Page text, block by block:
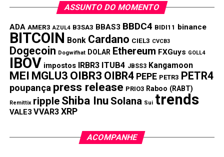
ASSUNTO DO MOMENTO
ADA AMER3 AZUL4 B3SA3 BBAS3 BBDC4 BIDI11 binance
BITCOIN Bonk Cardano CIEL3 CVCB3
Dogecoin Dogwifhat DOLAR Ethereum FXGuys GOLL4
IBOV impostos IRBR3 ITUB4 JBSS3 Kangamoon
MEI MGLU3 OIBR3 OIBR4 PEPE PETR3 PETR4
poupança press release PRIO3 Raboo (RABT)
Remittix ripple Shiba Inu Solana Sui trends
VALE3 VVAR3 XRP
ACOMPANHE